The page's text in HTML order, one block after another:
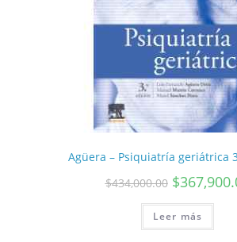
Agüera – Psiquiatría geriátrica
$434,000.00 $
Leer más